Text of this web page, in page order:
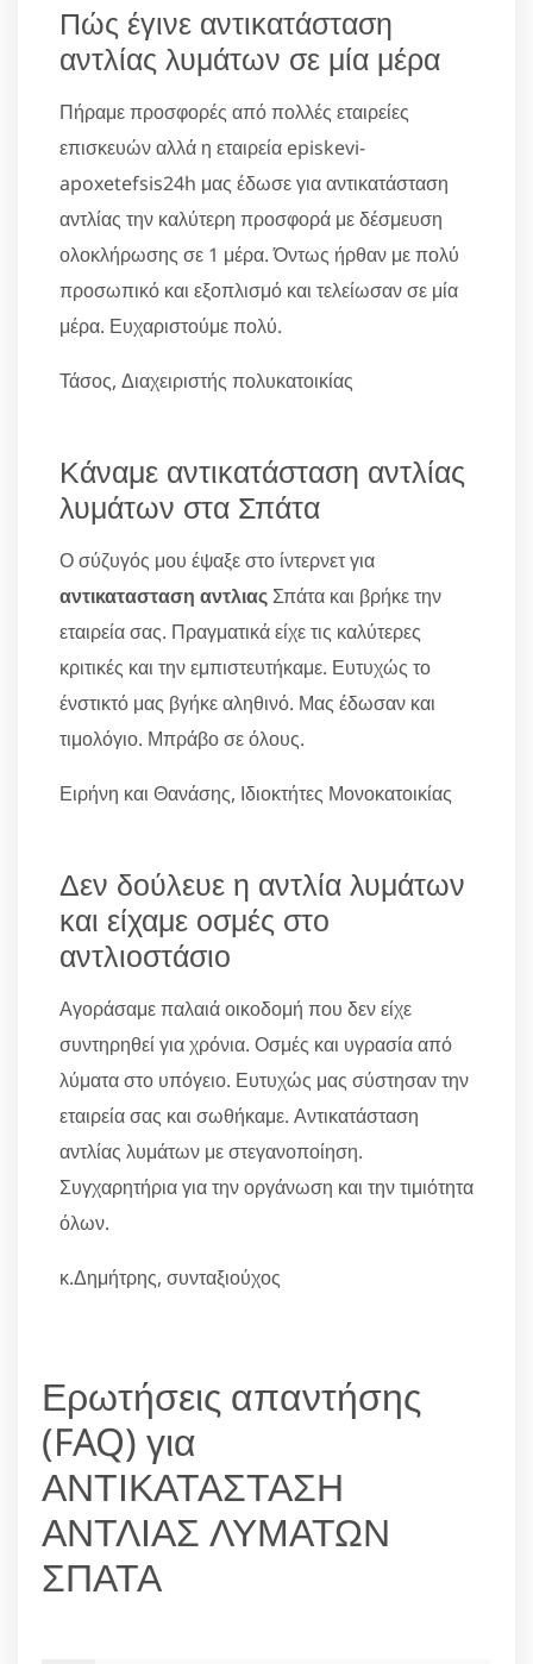
Πώς έγινε αντικατάσταση
αντλίας λυμάτων σε μία μέρα
Πήραμε προσφορές από πολλές εταιρείες
επισκευών αλλά η εταιρεία episkevi-
apoxetefsis24h μας έδωσε για αντικατάσταση
αντλίας την καλύτερη προσφορά με δέσμευση
ολοκλήρωσης σε 1 μέρα. Όντως ήρθαν με πολύ
προσωπικό και εξοπλισμό και τελείωσαν σε μία
μέρα. Ευχαριστούμε πολύ.
Τάσος, Διαχειριστής πολυκατοικίας
Κάναμε αντικατάσταση αντλίας
λυμάτων στα Σπάτα
Ο σύζυγός μου έψαξε στο ίντερνετ για
αντικατασταση αντλιαςΣπάτα και βρήκε την
εταιρεία σας. Πραγματικά είχε τις καλύτερες
κριτικές και την εμπιστευτήκαμε. Ευτυχώς το
ένστικτό μας βγήκε αληθινό. Μας έδωσαν και
τιμολόγιο. Μπράβο σε όλους.
Ειρήνη και Θανάσης, Ιδιοκτήτες Μονοκατοικίας
Δεν δούλευε η αντλία λυμάτων
και είχαμε οσμές στο
αντλιοστάσιο
Αγοράσαμε παλαιά οικοδομή που δεν είχε
συντηρηθεί για χρόνια. Οσμές και υγρασία από
λύματα στο υπόγειο. Ευτυχώς μας σύστησαν την
εταιρεία σας και σωθήκαμε. Αντικατάσταση
αντλίας λυμάτων με στεγανοποίηση.
Συγχαρητήρια για την οργάνωση και την τιμιότητα
όλων.
κ.Δημήτρης, συνταξιούχος
Ερωτήσεις απαντήσης
(FAQ) για
ΑΝΤΙΚΑΤΑΣΤΑΣΗ
ΑΝΤΛΙΑΣ ΛΥΜΑΤΩΝ
ΣΠΑΤΑ